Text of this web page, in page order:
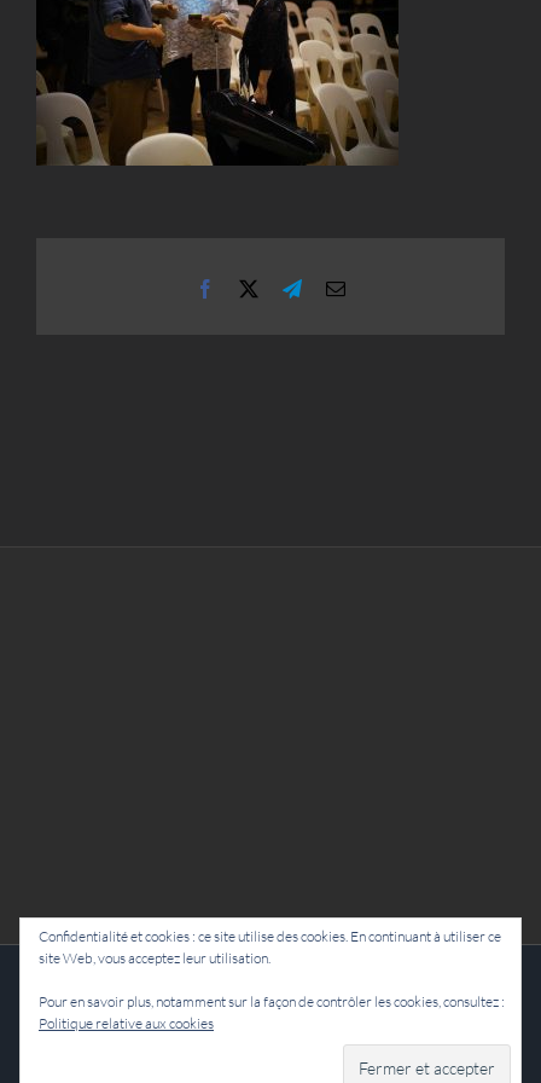
Facebook TelegramEmail
Facebook
Confidentialité et cookies : ce site utilise des cookies. En continuant à utiliser ce
site Web, vous acceptez leur utilisation.
Pour en savoir plus, notamment sur la façon de contrôler les cookies, consultez :
Politique relative aux cookies